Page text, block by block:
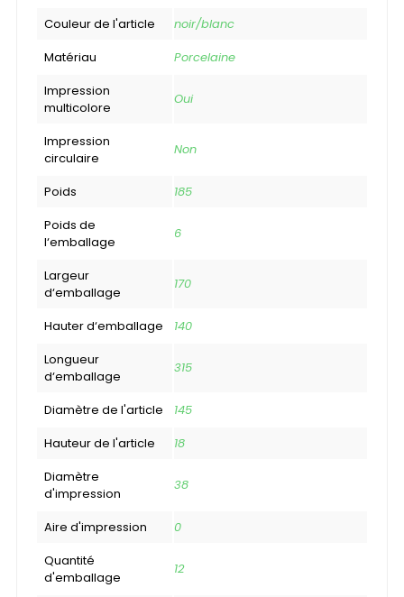
Couleur de l'article
noir/blanc
Matériau
Porcelaine
Impression
multicolore
Oui
Impression
circulaire
Non
Poids
185
Poids de
l‘emballage
6
Largeur
d‘emballage
170
Hauter d‘emballage
140
Longueur
d‘emballage
315
Diamètre de l'article
145
Hauteur de l'article
18
Diamètre
d'impression
38
Aire d'impression
0
Quantité
d'emballage
12